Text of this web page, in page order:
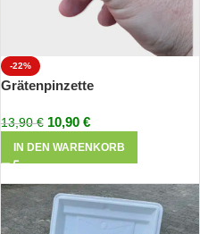
-22%
Grätenpinzette
13,90€ 10,90 €
IN DEN WARENKORB